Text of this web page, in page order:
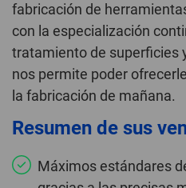
fabricación de
con la especialización
tratamiento de superficies
nos permite poder
la fabricación de mañana.
Resumen de sus
Máximos estándares